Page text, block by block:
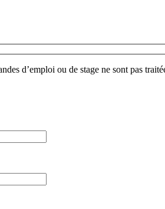
d’emploi ou de stage ne sont pas